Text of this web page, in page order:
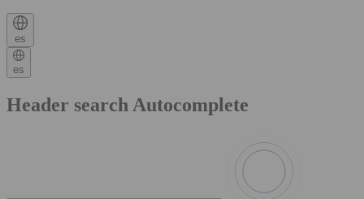
es
es
Header search Autocomplete